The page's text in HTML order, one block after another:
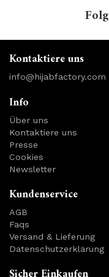
Kontaktiere uns
info@hijabfactory.com
Info
Über uns
Kontaktiere uns
Presse
Cookies
Newsletter
Kundenservice
AGB
Faqs
Versand & Lieferung
Datenschutzerklärung